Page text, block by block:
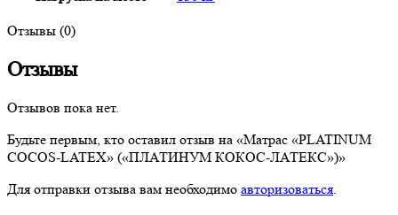
Отзывы (0)
Отзывы
Отзывов пока нет.
Будьте первым, кто оставил отзыв на «Матрас «PLATINUM
COCOS-LATEX» («ПЛАТИНУМ КОКОС-ЛАТЕКС»)»
Для отправки отзыва вам необходимо авторизоваться.